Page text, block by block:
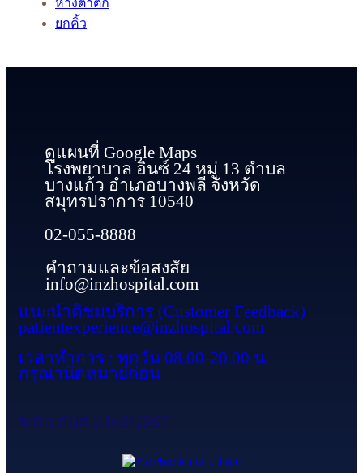
หางตาตก
ยกคิ้ว
ดูแผนที่ Google Maps
โรงพยาบาล อินซ์ 24 หมู่ 13 ตำบล
บางแก้ว อำเภอบางพลี จังหวัด
สมุทรปราการ 10540
02-055-8888
คำถามและข้อสงสัย
info@inzhospital.com
แนะนำติชมบริการ (Customer Feedback)
patientexperience@inzhospital.com
เวลาทำการ : ทุกวัน 08.00-20.00 น.
กรุณานัดหมายก่อน
ฆสพ.สบส.2468/2567